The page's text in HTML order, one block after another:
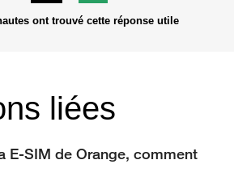
ont trouvé cette réponse utile
liées
E-SIM de Orange, comment